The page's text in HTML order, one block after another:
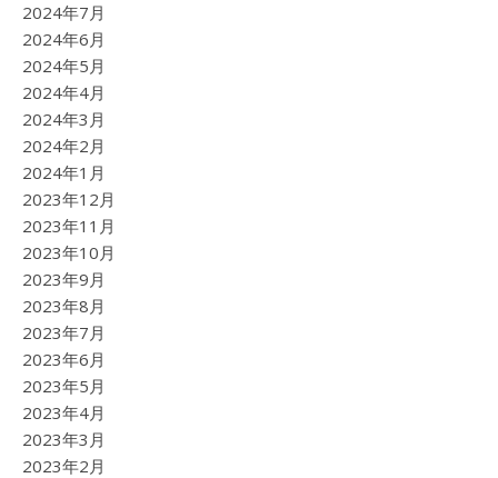
2024年7月
2024年6月
2024年5月
2024年4月
2024年3月
2024年2月
2024年1月
2023年12月
2023年11月
2023年10月
2023年9月
2023年8月
2023年7月
2023年6月
2023年5月
2023年4月
2023年3月
2023年2月